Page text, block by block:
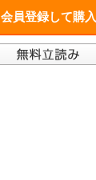
会員登録して購入